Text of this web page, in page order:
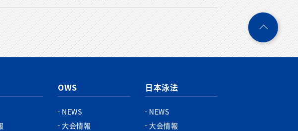
OWS
NEWS
大会情報
日本泳法
NEWS
大会情報